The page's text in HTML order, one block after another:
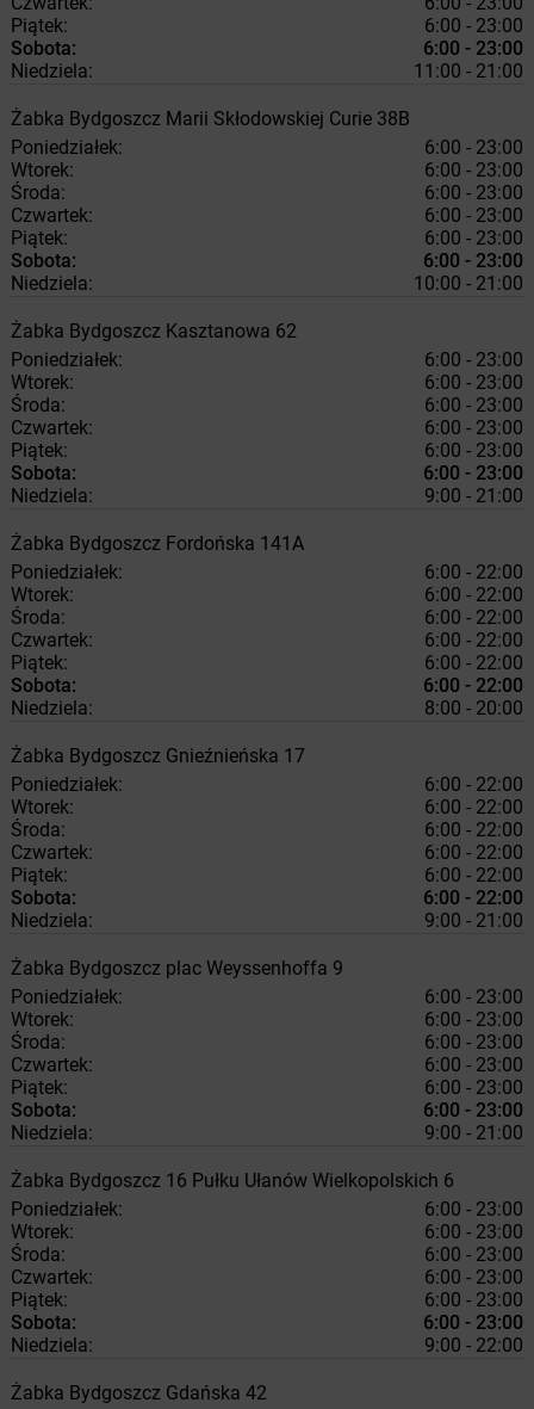
Piątek:
6:00 - 23:00
Sobota:
6:00 - 23:00
Niedziela:
11:00 - 21:00
Żabka Bydgoszcz Marii Skłodowskiej Curie 38B
Poniedziałek:
6:00 - 23:00
Wtorek:
6:00 - 23:00
Środa:
6:00 - 23:00
Czwartek:
6:00 - 23:00
Piątek:
6:00 - 23:00
Sobota:
6:00 - 23:00
Niedziela:
10:00 - 21:00
Żabka Bydgoszcz Kasztanowa 62
Poniedziałek:
6:00 - 23:00
Wtorek:
6:00 - 23:00
Środa:
6:00 - 23:00
Czwartek:
6:00 - 23:00
Piątek:
6:00 - 23:00
Sobota:
6:00 - 23:00
Niedziela:
9:00 - 21:00
Żabka Bydgoszcz Fordońska 141A
Poniedziałek:
6:00 - 22:00
Wtorek:
6:00 - 22:00
Środa:
6:00 - 22:00
Czwartek:
6:00 - 22:00
Piątek:
6:00 - 22:00
Sobota:
6:00 - 22:00
Niedziela:
8:00 - 20:00
Żabka Bydgoszcz Gnieźnieńska 17
Poniedziałek:
6:00 - 22:00
Wtorek:
6:00 - 22:00
Środa:
6:00 - 22:00
Czwartek:
6:00 - 22:00
Piątek:
6:00 - 22:00
Sobota:
6:00 - 22:00
Niedziela:
9:00 - 21:00
Żabka Bydgoszcz plac Weyssenhoffa 9
Poniedziałek:
6:00 - 23:00
Wtorek:
6:00 - 23:00
Środa:
6:00 - 23:00
Czwartek:
6:00 - 23:00
Piątek:
6:00 - 23:00
Sobota:
6:00 - 23:00
Niedziela:
9:00 - 21:00
Żabka Bydgoszcz 16 Pułku Ułanów Wielkopolskich 6
Poniedziałek:
6:00 - 23:00
Wtorek:
6:00 - 23:00
Środa:
6:00 - 23:00
Czwartek:
6:00 - 23:00
Piątek:
6:00 - 23:00
Sobota:
6:00 - 23:00
Niedziela:
9:00 - 22:00
Żabka Bydgoszcz Gdańska 42